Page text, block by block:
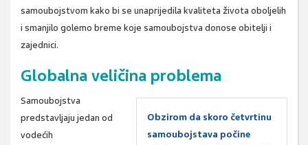
samoubojstvom kako bi se unaprijedila kvaliteta života oboljelih
i smanjilo golemo breme koje samoubojstva donose obitelji i
zajednici.
Globalna veličina problema
Obzirom da skoro četvrtinu
samoubojstava počine
Samoubojstva
predstavljaju jedan od
vodećih